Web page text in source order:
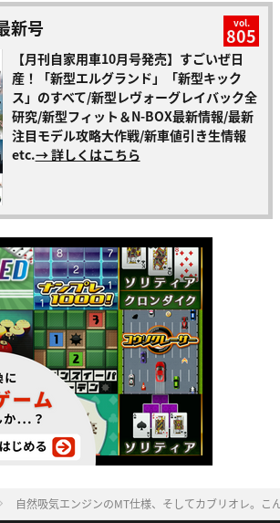
新号 vol.
805
【月刊自家用車10月号発売】すごいぜ日
産！「新型エルグランド」「新型キック
ス」のすべて/新型レヴォーグレイバック全
研究/新型フィット＆N-BOX最新情報/最新
注目モデル攻略大作戦/新車値引き生情報
etc.→ 詳しくはこちら
自然吸気エンジンのMT仕様、そしてカブリオレ。